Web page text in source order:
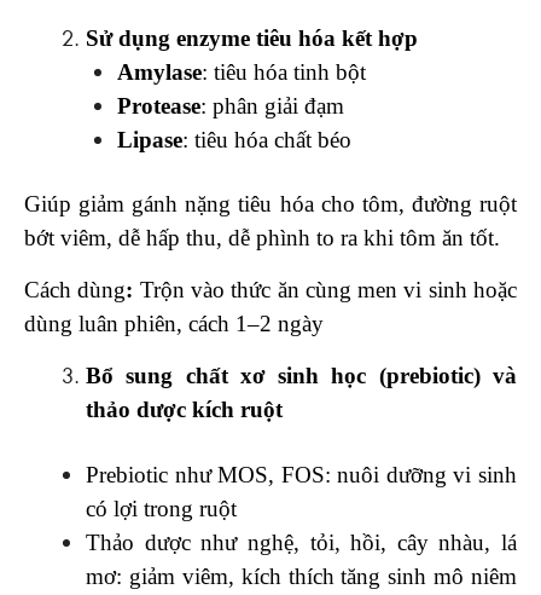
Sử dụng enzyme tiêu hóa kết hợp
Amylase: tiêu hóa tinh bột
Protease: phân giải đạm
Lipase: tiêu hóa chất béo
Giúp giảm gánh nặng tiêu hóa cho tôm, đường ruột
bớt viêm, dễ hấp thu, dễ phình to ra khi tôm ăn tốt.
Cách dùng: Trộn vào thức ăn cùng men vi sinh hoặc
dùng luân phiên, cách 1–2 ngày
Bổ sung chất xơ sinh học (prebiotic) và
thảo dược kích ruột
Prebiotic như MOS, FOS: nuôi dưỡng vi sinh
có lợi trong ruột
Thảo dược như nghệ, tỏi, hồi, cây nhàu, lá
mơ: giảm viêm, kích thích tăng sinh mô niêm